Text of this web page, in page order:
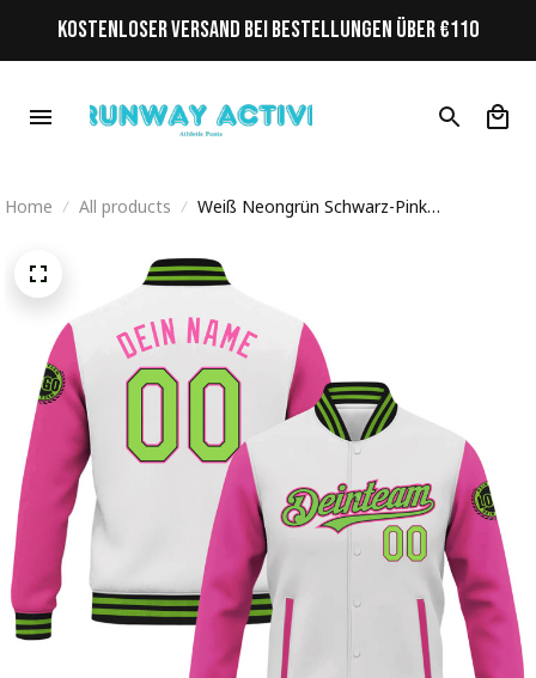
KOSTENLOSER VERSAND BEI BESTELLUNGEN ÜBER €110
Home All products
Weiß Neongrün Schwarz-Pink